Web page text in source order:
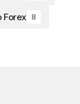
Forex 8